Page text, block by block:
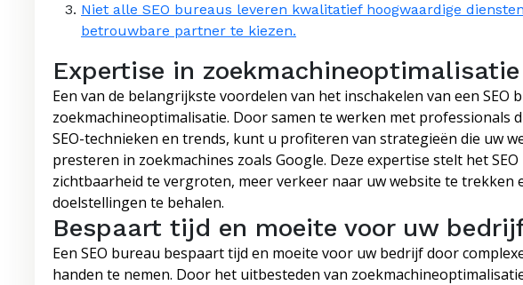
Niet alle SEO bureaus leveren kwalitatief hoogwaardige
betrouwbare partner te kiezen.
Expertise in zoekmachineoptimalisatie
Een van de belangrijkste voordelen van het inschakelen van een SEO
zoekmachineoptimalisatie. Door samen te werken met professionals
SEO-technieken en trends, kunt u profiteren van strategieën die uw
presteren in zoekmachines zoals Google. Deze expertise stelt het
zichtbaarheid te vergroten, meer verkeer naar uw website te trekken
doelstellingen te behalen.
Bespaart tijd en moeite voor uw
Een SEO bureau bespaart tijd en moeite voor uw bedrijf door
handen te nemen. Door het uitbesteden van